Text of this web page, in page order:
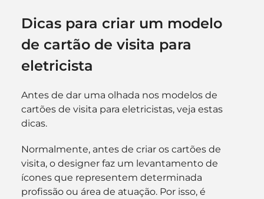
Dicas para criar um modelo
de cartão de visita para
eletricista
Antes de dar uma olhada nos modelos de
cartões de visita para eletricistas, veja estas
dicas.
Normalmente, antes de criar os cartões de
visita, o designer faz um levantamento de
ícones que representem determinada
profissão ou área de atuação. Por isso, é